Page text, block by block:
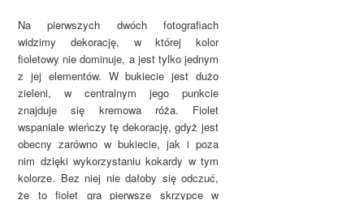
Na pierwszych dwóch fotografiach
widzimy dekorację, w której kolor
fioletowy nie dominuje, a jest tylko jednym
z jej elementów. W bukiecie jest dużo
zieleni, w centralnym jego punkcie
znajduje się kremowa róża. Fiolet
wspaniale wieńczy tę dekorację, gdyż jest
obecny zarówno w bukiecie, jak i poza
nim dzięki wykorzystaniu kokardy w tym
kolorze. Bez niej nie dałoby się odczuć,
że to fiolet gra pierwsze skrzypce w